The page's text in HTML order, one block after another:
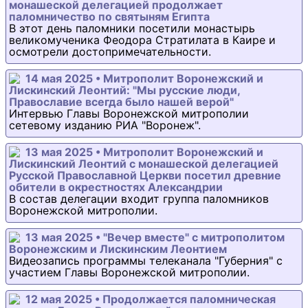
монашеской делегацией продолжает
паломничество по святыням Египта
В этот день паломники посетили монастырь
великомученика Феодора Стратилата в Каире и
осмотрели достопримечательности.
14 мая 2025 • Митрополит Воронежский и
Лискинский Леонтий: "Мы русские люди,
Православие всегда было нашей верой"
Интервью Главы Воронежской митрополии
сетевому изданию РИА "Воронеж".
13 мая 2025 • Митрополит Воронежский и
Лискинский Леонтий с монашеской делегацией
Русской Православной Церкви посетил древние
обители в окрестностях Александрии
В состав делегации входит группа паломников
Воронежской митрополии.
13 мая 2025 • "Вечер вместе" с митрополитом
Воронежским и Лискинским Леонтием
Видеозапись программы телеканала "Губерния" с
участием Главы Воронежской митрополии.
12 мая 2025 • Продолжается паломническая